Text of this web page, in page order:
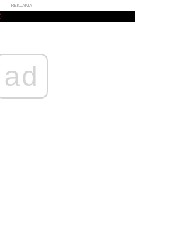
REKLAMA
ad